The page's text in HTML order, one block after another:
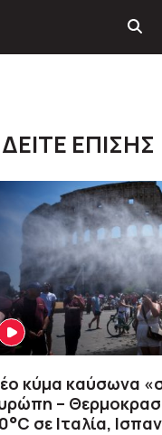
ΔΕΙΤΕ ΕΠΙΣΗΣ
κύμα καύσωνα
–
σε Ιταλία,